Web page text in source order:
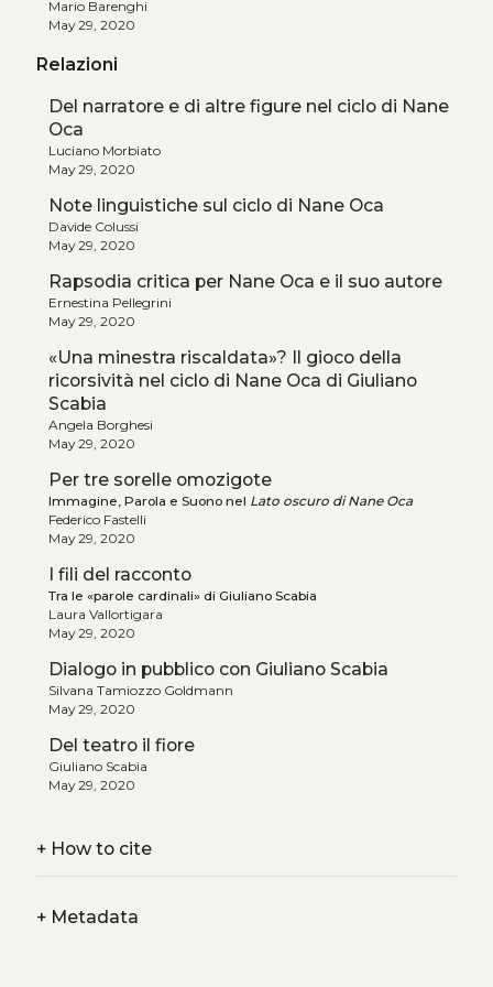
Mario Barenghi
May 29, 2020
Relazioni
Del narratore e di altre figure nel ciclo di Nane
Oca
Luciano Morbiato
May 29, 2020
Note linguistiche sul ciclo di Nane Oca
Davide Colussi
May 29, 2020
Rapsodia critica per Nane Oca e il suo autore
Ernestina Pellegrini
May 29, 2020
«Una minestra riscaldata»? Il gioco della
ricorsività nel ciclo di Nane Oca di Giuliano
Scabia
Angela Borghesi
May 29, 2020
Per tre sorelle omozigote
Immagine, Parola e Suono nel Lato oscuro di Nane Oca
Federico Fastelli
May 29, 2020
I fili del racconto
Tra le «parole cardinali» di Giuliano Scabia
Laura Vallortigara
May 29, 2020
Dialogo in pubblico con Giuliano Scabia
Silvana Tamiozzo Goldmann
May 29, 2020
Del teatro il fiore
Giuliano Scabia
May 29, 2020
+How to cite
+Metadata